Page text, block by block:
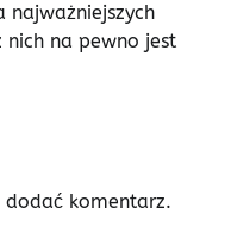
najważniejszych
nich na pewno jest
dodać komentarz.